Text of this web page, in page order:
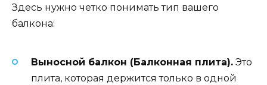
Здесь нужно четко понимать тип вашего
балкона:
Выносной балкон (Балконная плита). Это
плита, которая держится только в одной